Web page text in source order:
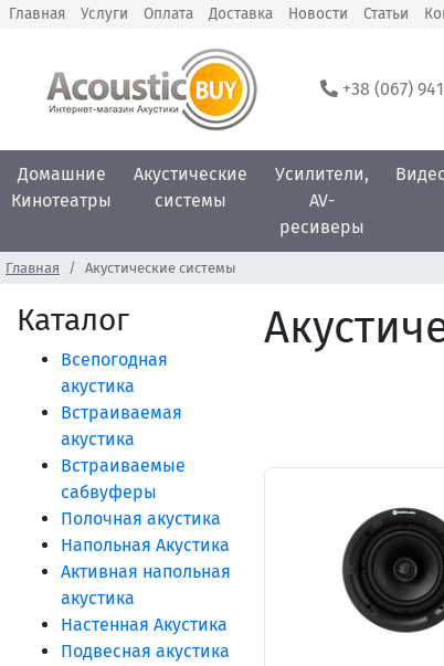
Главная Услуги Оплата Доставка Новости Статьи
+38 (067)
Домашние
Кинотеатры
Акустические
системы
Усилители,
AV-
ресиверы
Главная Акустические системы
Каталог
Всепогодная
акустика
Встраиваемая
акустика
Встраиваемые
сабвуферы
Полочная акустика
Напольная Акустика
Активная напольная
акустика
Настенная Акустика
Подвесная акустика